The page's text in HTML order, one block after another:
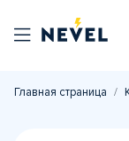
Главная страница